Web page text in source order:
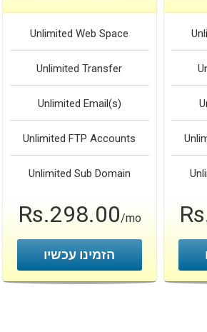
Unlimited Web Space
Unlimited Transfer
Unlimited Email(s)
Unlimited FTP Accounts
Unlimited Sub Domain
Rs.298.00/mo
הזמינו עכשיו